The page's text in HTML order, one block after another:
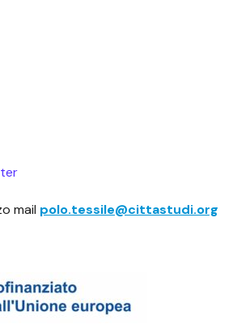
mail polo.tessile@cittastudi.org